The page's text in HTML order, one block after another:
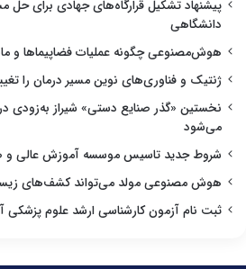
پیشنهاد تشکیل قرارگاه‌های جهادی برای حل
دانشگاهی
هوش‌مصنوعی چگونه عملیات فضاپیماها و
ژنتیک و فناوری‌های نوین مسیر درمان را
نخستین «گذر صنایع دستی» شیراز به‌زودی
می‌شود
شروط جدید تاسیس موسسه آموزش عالی و
هوش مصنوعی مولد می‌تواند کشف‌های
ثبت نام آزمون کارشناسی ارشد علوم پزشکی